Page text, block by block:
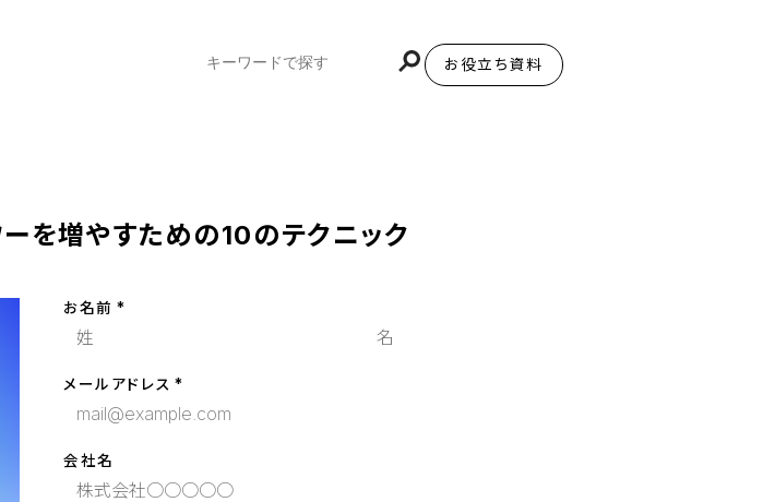
お役立ち資料
を増やすための10のテクニック
お名前
メールアドレス
会社名